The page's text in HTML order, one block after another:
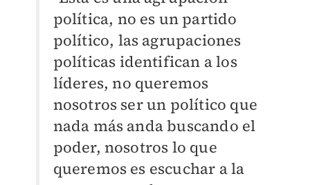
política, no es un partido
político, las agrupaciones
políticas identifican a los
líderes, no queremos
nosotros ser un político que
nada más anda buscando el
poder, nosotros lo que
queremos es escuchar a la